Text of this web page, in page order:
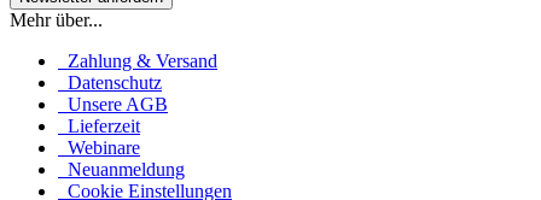
Mehr über...
Zahlung & Versand
Datenschutz
Unsere AGB
Lieferzeit
Webinare
Neuanmeldung
Cookie Einstellungen